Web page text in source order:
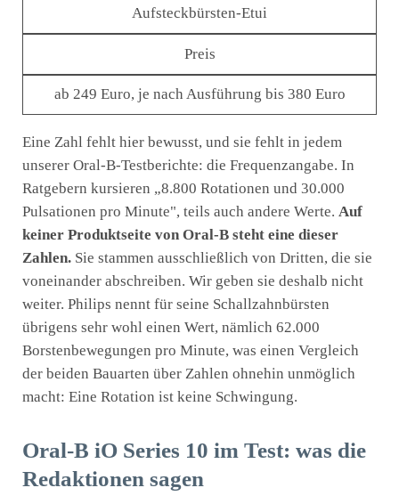
Aufsteckbürsten-Etui
Preis
ab 249 Euro, je nach Ausführung bis 380 Euro
Eine Zahl fehlt hier bewusst, und sie fehlt in jedem
unserer Oral-B-Testberichte: die Frequenzangabe. In
Ratgebern kursieren „8.800 Rotationen und 30.000
Pulsationen pro Minute", teils auch andere Werte. Auf
keiner Produktseite von Oral-B steht eine dieser
Zahlen. Sie stammen ausschließlich von Dritten, die sie
voneinander abschreiben. Wir geben sie deshalb nicht
weiter. Philips nennt für seine Schallzahnbürsten
übrigens sehr wohl einen Wert, nämlich 62.000
Borstenbewegungen pro Minute, was einen Vergleich
der beiden Bauarten über Zahlen ohnehin unmöglich
macht: Eine Rotation ist keine Schwingung.
Oral-B iO Series 10 im Test: was die
Redaktionen sagen